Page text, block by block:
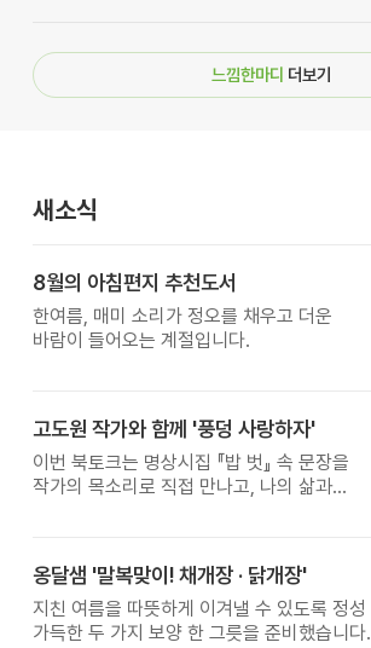
느낌한마디 더보기
새소식
8월의 아침편지 추천도서
한여름, 매미 소리가 정오를 채우고 더운
바람이 들어오는 계절입니다.
고도원 작가와 함께 '풍덩 사랑하자'
이번 북토크는 명상시집 『밥 벗』 속 문장을
작가의 목소리로 직접 만나고, 나의 삶과
옹달샘 '말복맞이! 채개장 · 닭개장'
지친 여름을 따뜻하게 이겨낼 수 있도록 정성
가득한 두 가지 보양 한 그릇을 준비했습니다.